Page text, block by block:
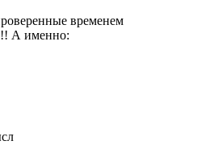
временем
А именно: